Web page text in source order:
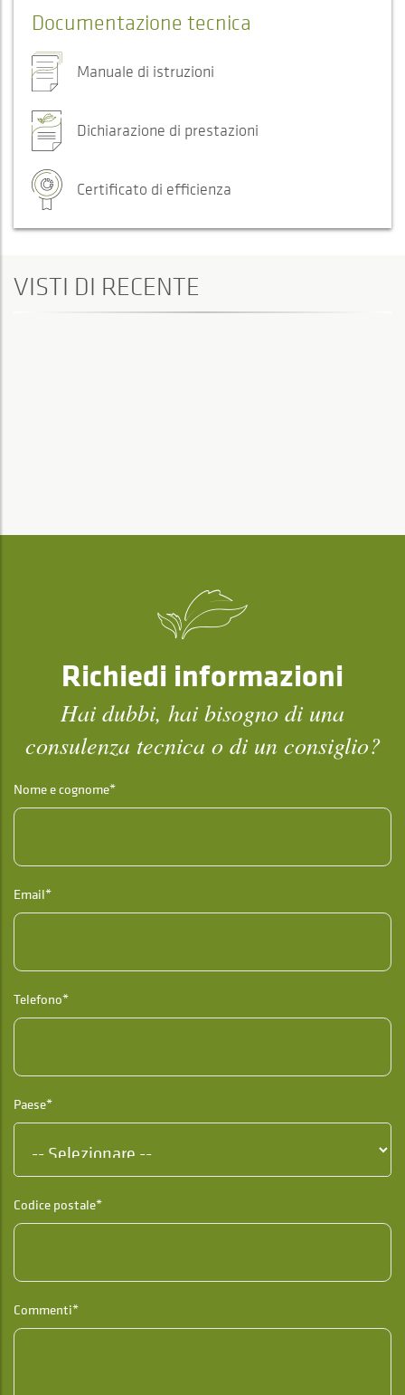
Documentazione tecnica
Manuale di istruzioni
Dichiarazione di prestazioni
Certificato di efficienza
VISTI DI RECENTE
Richiedi informazioni
Hai dubbi, hai bisogno di una
consulenza tecnica o di un consiglio?
Nome e cognome*
Email*
Telefono*
Paese*
Codice postale*
Commenti*